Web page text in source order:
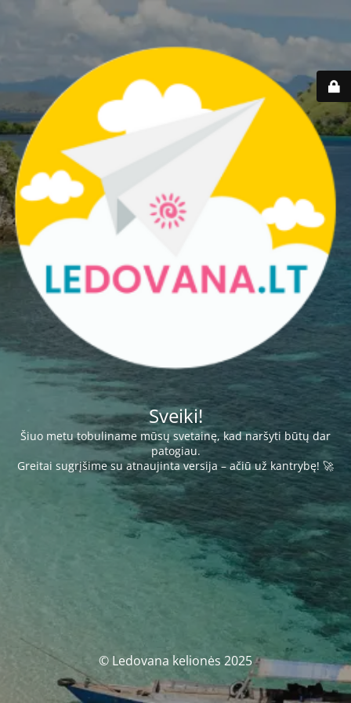
Sveiki!
Šiuo metu tobuliname mūsų svetainę, kad naršyti būtų dar
patogiau.
Greitai sugrįšime su atnaujinta versija – ačiū už kantrybę! 🚀
© Ledovana kelionės 2025